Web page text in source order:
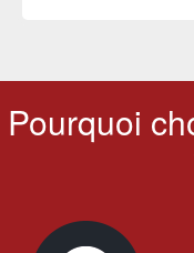
Pourquoi